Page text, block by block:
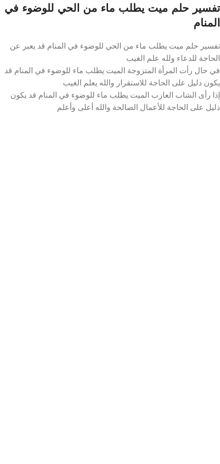
تفسير حلم ميت يطلب ماء من الحي للوضوء في
المنام
تفسير حلم ميت يطلب ماء من الحي للوضوء في المنام قد يعبر عن
الحاجة للدعاء ولله علم الغيب
في حال رأت المرأة المتزوجة الميت يطلب ماء للوضوء في المنام قد
يكون دليل على الحاجة للاستقرار والله يعلم الغيب
إذا رأى الشاب العازب الميت يطلب ماء للوضوء في المنام قد يكون
دليل على الحاجة للأعمال الصالحة والله أعلى وأعلم